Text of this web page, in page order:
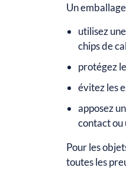
Un
utilisez
chips de
protégez
évitez les
apposez
contact ou
Pour les
toutes les